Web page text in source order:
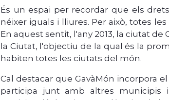
És un espai per recordar que els
néixer iguals i lliures. Per això, totes
En aquest sentit, l'any 2013, la ciutat de
la Ciutat, l'objectiu de la qual és la
habiten totes les ciutats del món.
Cal destacar que GavàMón incorpora
participa junt amb altres municipis